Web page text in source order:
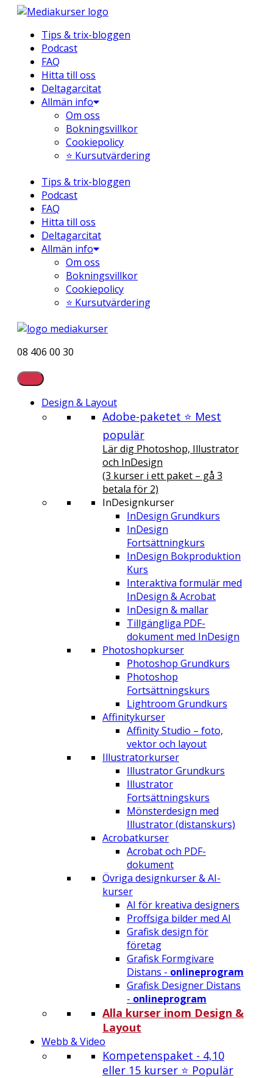
Hoppa
innehåll Tips & trix-bloggen
Podcast
FAQ
Hitta till oss
Deltagarcitat
Allmän info
Om oss
Bokningsvillkor
Cookiepolicy
⭐ Kursutvärdering
Tips & trix-bloggen
Podcast
FAQ
Hitta till oss
Deltagarcitat
Allmän info
Om oss
Bokningsvillkor
Cookiepolicy
⭐ Kursutvärdering
08 406 00 30
Design & Layout
Adobe-paketet ⭐ Mest
populär
Lär dig Photoshop, Illustrator
och InDesign
(3 kurser i ett paket – gå 3
betala för 2)
InDesignkurser
InDesign Grundkurs
InDesign
Fortsättningkurs
InDesign Bokproduktion
Kurs
Interaktiva formulär med
InDesign & Acrobat
InDesign & mallar
Tillgängliga PDF-
dokument med InDesign
Photoshopkurser
Photoshop Grundkurs
Photoshop
Fortsättningskurs
Lightroom Grundkurs
Affinitykurser
Affinity Studio – foto,
vektor och layout
Illustratorkurser
Illustrator Grundkurs
Illustrator
Fortsättningskurs
Mönsterdesign med
Illustrator (distanskurs)
Acrobatkurser
Acrobat och PDF-
dokument
Övriga designkurser & AI-
kurser
AI för kreativa designers
Proffsiga bilder med AI
Grafisk design för
företag
Grafisk Formgivare
Distans - onlineprogram
Grafisk Designer Distans
- onlineprogram
Alla kurser inom Design &
Layout
Webb & Video
Kompetenspaket - 4,10
eller 15 kurser ⭐ Populär